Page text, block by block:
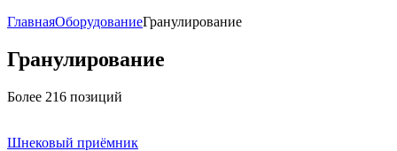
ГлавнаяОборудованиеГранулирование
Гранулирование
Более 216 позиций
Шнековый приёмник